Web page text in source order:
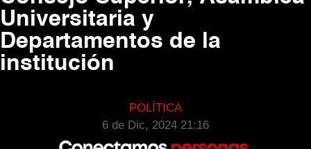
Universitaria y
Departamentos de la
institución
POLÍTICA
6 de Dic, 2024 21:16